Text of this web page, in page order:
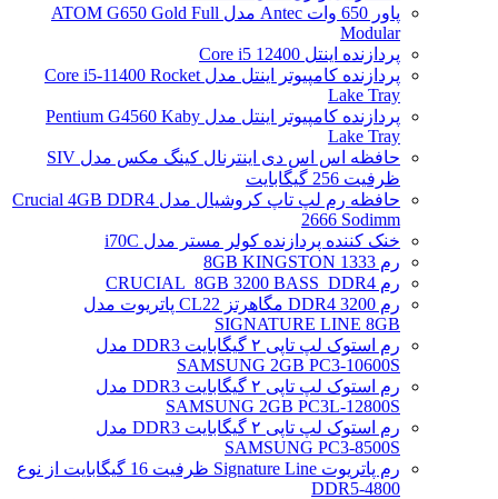
پاور 650 وات Antec مدل ATOM G650 Gold Full
Modular
پردازنده اینتل Core i5 12400
پردازنده کامپیوتر اینتل مدل Core i5-11400 Rocket
Lake Tray
پردازنده کامپیوتر اینتل مدل Pentium G4560 Kaby
Lake Tray
حافظه اس اس دی اینترنال کینگ مکس مدل SIV
ظرفیت 256 گیگابایت
حافظه رم لپ تاپ کروشیال مدل Crucial 4GB DDR4
2666 Sodimm
خنک کننده پردازنده کولر مستر مدل i70C
رم 1333 8GB KINGSTON
رم CRUCIAL_8GB 3200 BASS_DDR4
رم DDR4 3200 مگاهرتز CL22 پاتریوت مدل
SIGNATURE LINE 8GB
رم استوک لپ تاپی ۲ گیگابایت DDR3 مدل
SAMSUNG 2GB PC3-10600S
رم استوک لپ تاپی ۲ گیگابایت DDR3 مدل
SAMSUNG 2GB PC3L-12800S
رم استوک لپ تاپی ۲ گیگابایت DDR3 مدل
SAMSUNG PC3-8500S
رم پاتریوت Signature Line ظرفیت 16 گیگابایت از نوع
DDR5-4800